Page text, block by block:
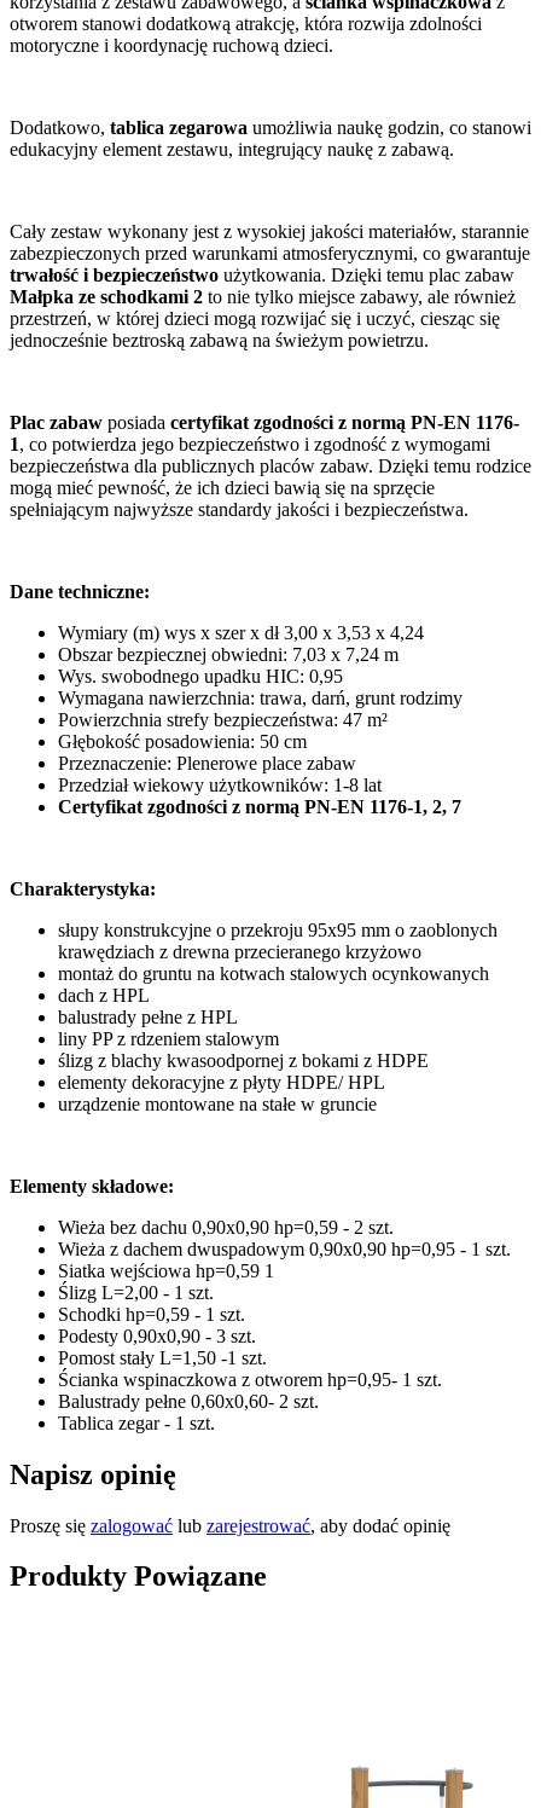
otworem stanowi dodatkową atrakcję, która rozwija zdolności
motoryczne i koordynację ruchową dzieci.
Dodatkowo, tablica zegarowa umożliwia naukę godzin, co stanowi
edukacyjny element zestawu, integrujący naukę z zabawą.
Cały zestaw wykonany jest z wysokiej jakości materiałów, starannie
zabezpieczonych przed warunkami atmosferycznymi, co gwarantuje
trwałość i bezpieczeństwo użytkowania. Dzięki temu plac zabaw
Małpka ze schodkami 2 to nie tylko miejsce zabawy, ale również
przestrzeń, w której dzieci mogą rozwijać się i uczyć, ciesząc się
jednocześnie beztroską zabawą na świeżym powietrzu.
Plac zabaw posiada certyfikat zgodności z normą PN-EN 1176-
1, co potwierdza jego bezpieczeństwo i zgodność z wymogami
bezpieczeństwa dla publicznych placów zabaw. Dzięki temu rodzice
mogą mieć pewność, że ich dzieci bawią się na sprzęcie
spełniającym najwyższe standardy jakości i bezpieczeństwa.
Dane techniczne:
Wymiary (m) wys x szer x dł 3,00 x 3,53 x 4,24
Obszar bezpiecznej obwiedni: 7,03 x 7,24 m
Wys. swobodnego upadku HIC: 0,95
Wymagana nawierzchnia: trawa, darń, grunt rodzimy
Powierzchnia strefy bezpieczeństwa: 47 m²
Głębokość posadowienia: 50 cm
Przeznaczenie: Plenerowe place zabaw
Przedział wiekowy użytkowników: 1-8 lat
Certyfikat zgodności z normą PN-EN 1176-1, 2, 7
Charakterystyka:
słupy konstrukcyjne o przekroju 95x95 mm o zaoblonych
krawędziach z drewna przecieranego krzyżowo
montaż do gruntu na kotwach stalowych ocynkowanych
dach z HPL
balustrady pełne z HPL
liny PP z rdzeniem stalowym
ślizg z blachy kwasoodpornej z bokami z HDPE
elementy dekoracyjne z płyty HDPE/ HPL
urządzenie montowane na stałe w gruncie
Elementy składowe:
Wieża bez dachu 0,90x0,90 hp=0,59 - 2 szt.
Wieża z dachem dwuspadowym 0,90x0,90 hp=0,95 - 1 szt.
Siatka wejściowa hp=0,59 1
Ślizg L=2,00 - 1 szt.
Schodki hp=0,59 - 1 szt.
Podesty 0,90x0,90 - 3 szt.
Pomost stały L=1,50 -1 szt.
Ścianka wspinaczkowa z otworem hp=0,95- 1 szt.
Balustrady pełne 0,60x0,60- 2 szt.
Tablica zegar - 1 szt.
Napisz opinię
Proszę się zalogować lub zarejestrować, aby dodać opinię
Produkty Powiązane